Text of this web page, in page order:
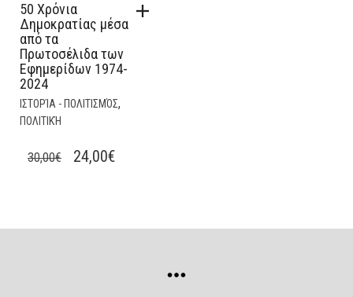
50 Χρόνια
Δημοκρατίας μέσα
από τα
Πρωτοσέλιδα των
Εφημερίδων 1974-
2024
ΙΣΤΟΡΊΑ - ΠΟΛΙΤΙΣΜΌΣ,
ΠΟΛΙΤΙΚΉ
30,00€
ORIGINAL
24,00€CURRENT